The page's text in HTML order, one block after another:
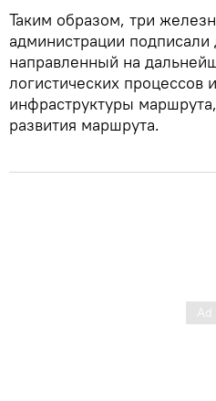
Таким образом, три
администрации подписали
направленный на
логистических процессов
инфраструктуры
развития маршрута.